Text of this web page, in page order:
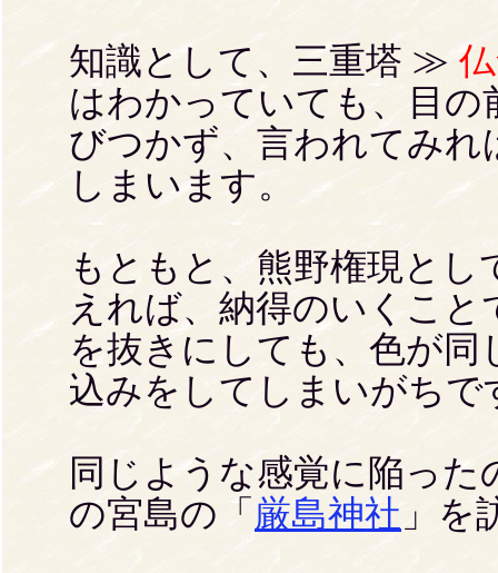
知識として、三重塔 ≫
はわかっていても、目
びつかず、言われてみ
しまいます。
もともと、熊野権現と
えれば、納得のいくこ
を抜きにしても、色が
込みをしてしまいがちで
同じような感覚に陥っ
の宮島の「 厳島神社 」を